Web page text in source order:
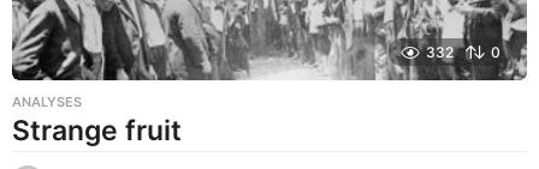
332 0
ANALYSES
Strange fruit